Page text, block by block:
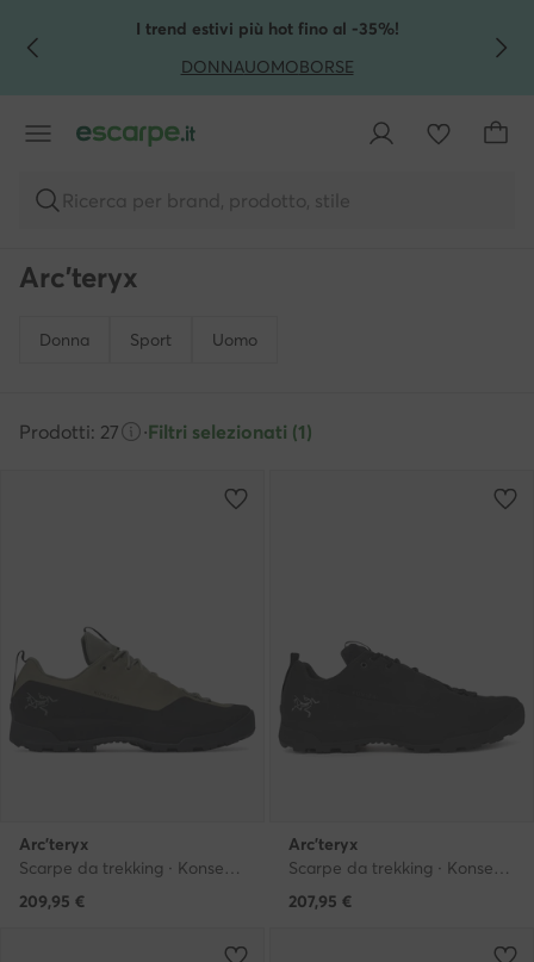
VAI AL CONTENUTO PRINCIPALE
VAI ALLA RICERCAI trend estivi più hot fino al -35%!
DONNAUOMOBORSE
Ricerca per brand, prodotto, stile
Arc'teryx
Donna Sport Uomo
Prodotti: 27 ·Filtri selezionati (1)
Arc'teryx
Scarpe da trekking · Konseal Gtx X000009833 · Nero
209,95 €
Arc'teryx
Scarpe da trekking · Konseal Leather X000009834 · Nero
207,95 €